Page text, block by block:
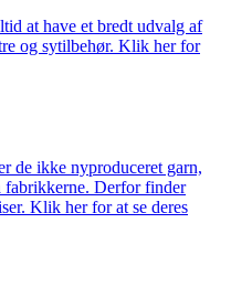
at have et bredt udvalg af
og sytilbehør. Klik her for
de ikke nyproduceret garn,
fabrikkerne. Derfor finder
Klik her for at se deres